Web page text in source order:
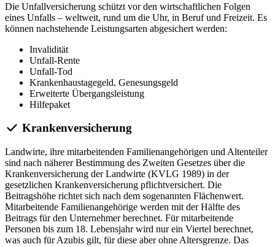
Die Unfallversicherung schützt vor den wirtschaftlichen Folgen
eines Unfalls – weltweit, rund um die Uhr, in Beruf und Freizeit. Es
können nachstehende Leistungsarten abgesichert werden:
Invalidität
Unfall-Rente
Unfall-Tod
Krankenhaustagegeld, Genesungsgeld
Erweiterte Übergangsleistung
Hilfepaket
Krankenversicherung
Landwirte, ihre mitarbeitenden Familienangehörigen und Altenteiler
sind nach näherer Bestimmung des Zweiten Gesetzes über die
Krankenversicherung der Landwirte (KVLG 1989) in der
gesetzlichen Krankenversicherung pflichtversichert. Die
Beitragshöhe richtet sich nach dem sogenannten Flächenwert.
Mitarbeitende Familienangehörige werden mit der Hälfte des
Beitrags für den Unternehmer berechnet. Für mitarbeitende
Personen bis zum 18. Lebensjahr wird nur ein Viertel berechnet,
was auch für Azubis gilt, für diese aber ohne Altersgrenze. Das